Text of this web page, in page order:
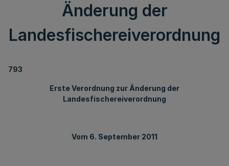
Änderung der
Landesfischereiverordnung
793
Erste Verordnung zur Änderung der
Landesfischereiverordnung
Vom 6. September 2011